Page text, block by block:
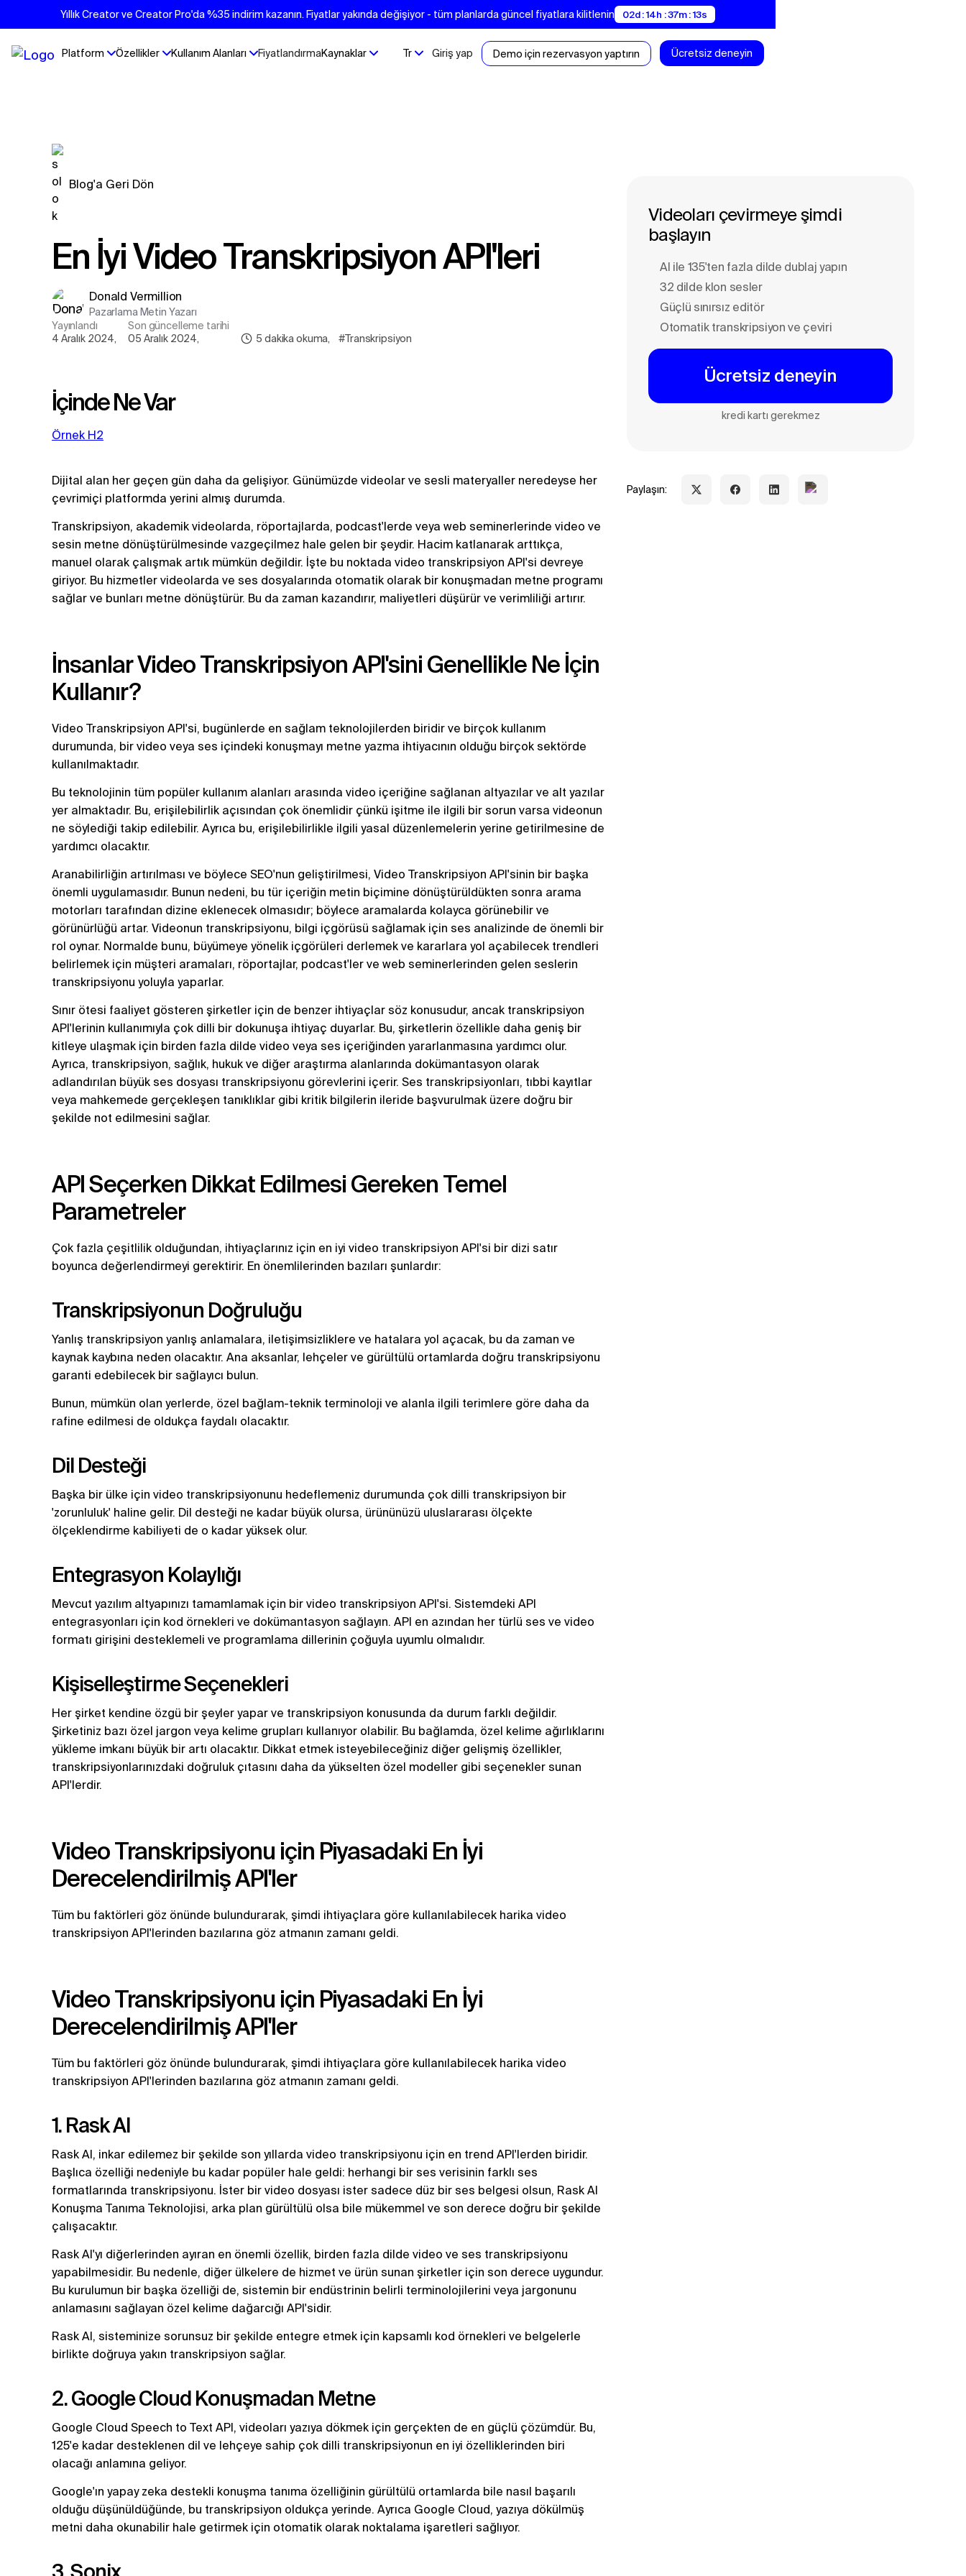
Yıllık Creator ve Creator Pro'da %35 indirim kazanın. Fiyatlar yakında değişiyor - tüm planlarda güncel fiyatlara kilitlenin 02d : 14h : 37m : 13s
Platform Özellikler Kullanım Alanları FiyatlandırmaKaynaklar Tr Giriş yap Demo için rezervasyon yaptırın Ücretsiz deneyin
Blog'a Geri Dön
En İyi Video Transkripsiyon API'leri
Donald Vermillion
Pazarlama Metin Yazarı
Yayınlandı
4 Aralık 2024,
Son güncelleme tarihi
05 Aralık 2024, 5 dakika okuma, #Transkripsiyon
İçinde Ne Var
Örnek H2
Dijital alan her geçen gün daha da gelişiyor. Günümüzde videolar ve sesli materyaller neredeyse her
çevrimiçi platformda yerini almış durumda.
Transkripsiyon, akademik videolarda, röportajlarda, podcast'lerde veya web seminerlerinde video ve
sesin metne dönüştürülmesinde vazgeçilmez hale gelen bir şeydir. Hacim katlanarak arttıkça,
manuel olarak çalışmak artık mümkün değildir. İşte bu noktada video transkripsiyon API'si devreye
giriyor. Bu hizmetler videolarda ve ses dosyalarında otomatik olarak bir konuşmadan metne programı
sağlar ve bunları metne dönüştürür. Bu da zaman kazandırır, maliyetleri düşürür ve verimliliği artırır.
İnsanlar Video Transkripsiyon API'sini Genellikle Ne İçin
Kullanır?
Video Transkripsiyon API'si, bugünlerde en sağlam teknolojilerden biridir ve birçok kullanım
durumunda, bir video veya ses içindeki konuşmayı metne yazma ihtiyacının olduğu birçok sektörde
kullanılmaktadır.
Bu teknolojinin tüm popüler kullanım alanları arasında video içeriğine sağlanan altyazılar ve alt yazılar
yer almaktadır. Bu, erişilebilirlik açısından çok önemlidir çünkü işitme ile ilgili bir sorun varsa videonun
ne söylediği takip edilebilir. Ayrıca bu, erişilebilirlikle ilgili yasal düzenlemelerin yerine getirilmesine de
yardımcı olacaktır.
Aranabilirliğin artırılması ve böylece SEO'nun geliştirilmesi, Video Transkripsiyon API'sinin bir başka
önemli uygulamasıdır. Bunun nedeni, bu tür içeriğin metin biçimine dönüştürüldükten sonra arama
motorları tarafından dizine eklenecek olmasıdır; böylece aramalarda kolayca görünebilir ve
görünürlüğü artar. Videonun transkripsiyonu, bilgi içgörüsü sağlamak için ses analizinde de önemli bir
rol oynar. Normalde bunu, büyümeye yönelik içgörüleri derlemek ve kararlara yol açabilecek trendleri
belirlemek için müşteri aramaları, röportajlar, podcast'ler ve web seminerlerinden gelen seslerin
transkripsiyonu yoluyla yaparlar.
Sınır ötesi faaliyet gösteren şirketler için de benzer ihtiyaçlar söz konusudur, ancak transkripsiyon
API'lerinin kullanımıyla çok dilli bir dokunuşa ihtiyaç duyarlar. Bu, şirketlerin özellikle daha geniş bir
kitleye ulaşmak için birden fazla dilde video veya ses içeriğinden yararlanmasına yardımcı olur.
Ayrıca, transkripsiyon, sağlık, hukuk ve diğer araştırma alanlarında dokümantasyon olarak
adlandırılan büyük ses dosyası transkripsiyonu görevlerini içerir. Ses transkripsiyonları, tıbbi kayıtlar
veya mahkemede gerçekleşen tanıklıklar gibi kritik bilgilerin ileride başvurulmak üzere doğru bir
şekilde not edilmesini sağlar.
API Seçerken Dikkat Edilmesi Gereken Temel
Parametreler
Çok fazla çeşitlilik olduğundan, ihtiyaçlarınız için en iyi video transkripsiyon API'si bir dizi satır
boyunca değerlendirmeyi gerektirir. En önemlilerinden bazıları şunlardır:
Transkripsiyonun Doğruluğu
Yanlış transkripsiyon yanlış anlamalara, iletişimsizliklere ve hatalara yol açacak, bu da zaman ve
kaynak kaybına neden olacaktır. Ana aksanlar, lehçeler ve gürültülü ortamlarda doğru transkripsiyonu
garanti edebilecek bir sağlayıcı bulun.
Bunun, mümkün olan yerlerde, özel bağlam-teknik terminoloji ve alanla ilgili terimlere göre daha da
rafine edilmesi de oldukça faydalı olacaktır.
Dil Desteği
Başka bir ülke için video transkripsiyonunu hedeflemeniz durumunda çok dilli transkripsiyon bir
'zorunluluk' haline gelir. Dil desteği ne kadar büyük olursa, ürününüzü uluslararası ölçekte
ölçeklendirme kabiliyeti de o kadar yüksek olur.
Entegrasyon Kolaylığı
Mevcut yazılım altyapınızı tamamlamak için bir video transkripsiyon API'si. Sistemdeki API
entegrasyonları için kod örnekleri ve dokümantasyon sağlayın. API en azından her türlü ses ve video
formatı girişini desteklemeli ve programlama dillerinin çoğuyla uyumlu olmalıdır.
Kişiselleştirme Seçenekleri
Her şirket kendine özgü bir şeyler yapar ve transkripsiyon konusunda da durum farklı değildir.
Şirketiniz bazı özel jargon veya kelime grupları kullanıyor olabilir. Bu bağlamda, özel kelime ağırlıklarını
yükleme imkanı büyük bir artı olacaktır. Dikkat etmek isteyebileceğiniz diğer gelişmiş özellikler,
transkripsiyonlarınızdaki doğruluk çıtasını daha da yükselten özel modeller gibi seçenekler sunan
API'lerdir.
Video Transkripsiyonu için Piyasadaki En İyi
Derecelendirilmiş API'ler
Tüm bu faktörleri göz önünde bulundurarak, şimdi ihtiyaçlara göre kullanılabilecek harika video
transkripsiyon API'lerinden bazılarına göz atmanın zamanı geldi.
Video Transkripsiyonu için Piyasadaki En İyi
Derecelendirilmiş API'ler
Tüm bu faktörleri göz önünde bulundurarak, şimdi ihtiyaçlara göre kullanılabilecek harika video
transkripsiyon API'lerinden bazılarına göz atmanın zamanı geldi.
1. Rask AI
Rask AI, inkar edilemez bir şekilde son yıllarda video transkripsiyonu için en trend API'lerden biridir.
Başlıca özelliği nedeniyle bu kadar popüler hale geldi: herhangi bir ses verisinin farklı ses
formatlarında transkripsiyonu. İster bir video dosyası ister sadece düz bir ses belgesi olsun, Rask AI
Konuşma Tanıma Teknolojisi, arka plan gürültülü olsa bile mükemmel ve son derece doğru bir şekilde
çalışacaktır.
Rask AI'yı diğerlerinden ayıran en önemli özellik, birden fazla dilde video ve ses transkripsiyonu
yapabilmesidir. Bu nedenle, diğer ülkelere de hizmet ve ürün sunan şirketler için son derece uygundur.
Bu kurulumun bir başka özelliği de, sistemin bir endüstrinin belirli terminolojilerini veya jargonunu
anlamasını sağlayan özel kelime dağarcığı API'sidir.
Rask AI, sisteminize sorunsuz bir şekilde entegre etmek için kapsamlı kod örnekleri ve belgelerle
birlikte doğruya yakın transkripsiyon sağlar.
2. Google Cloud Konuşmadan Metne
Google Cloud Speech to Text API, videoları yazıya dökmek için gerçekten de en güçlü çözümdür. Bu,
125'e kadar desteklenen dil ve lehçeye sahip çok dilli transkripsiyonun en iyi özelliklerinden biri
olacağı anlamına geliyor.
Google'ın yapay zeka destekli konuşma tanıma özelliğinin gürültülü ortamlarda bile nasıl başarılı
olduğu düşünüldüğünde, bu transkripsiyon oldukça yerinde. Ayrıca Google Cloud, yazıya dökülmüş
metni daha okunabilir hale getirmek için otomatik olarak noktalama işaretleri sağlıyor.
3. Sonix
Videoları çevirmeye şimdi
başlayın
Al ile 135'ten fazla dilde dublaj yapın
32 dilde klon sesler
Güçlü sınırsız editör
Otomatik transkripsiyon ve çeviri
Ücretsiz deneyin
kredi kartı gerekmez
Paylaşın: